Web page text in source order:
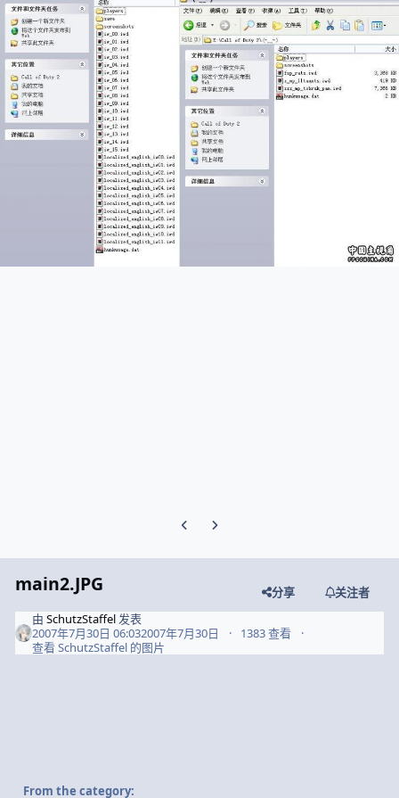
Previous carousel slide
Next carousel slide
main2.JPG 分享
关注者
由SchutzStaffel 发表
2007年7月30日 06:032007年7月30日
1383 查看
查看 SchutzStaffel 的图片
From the category: